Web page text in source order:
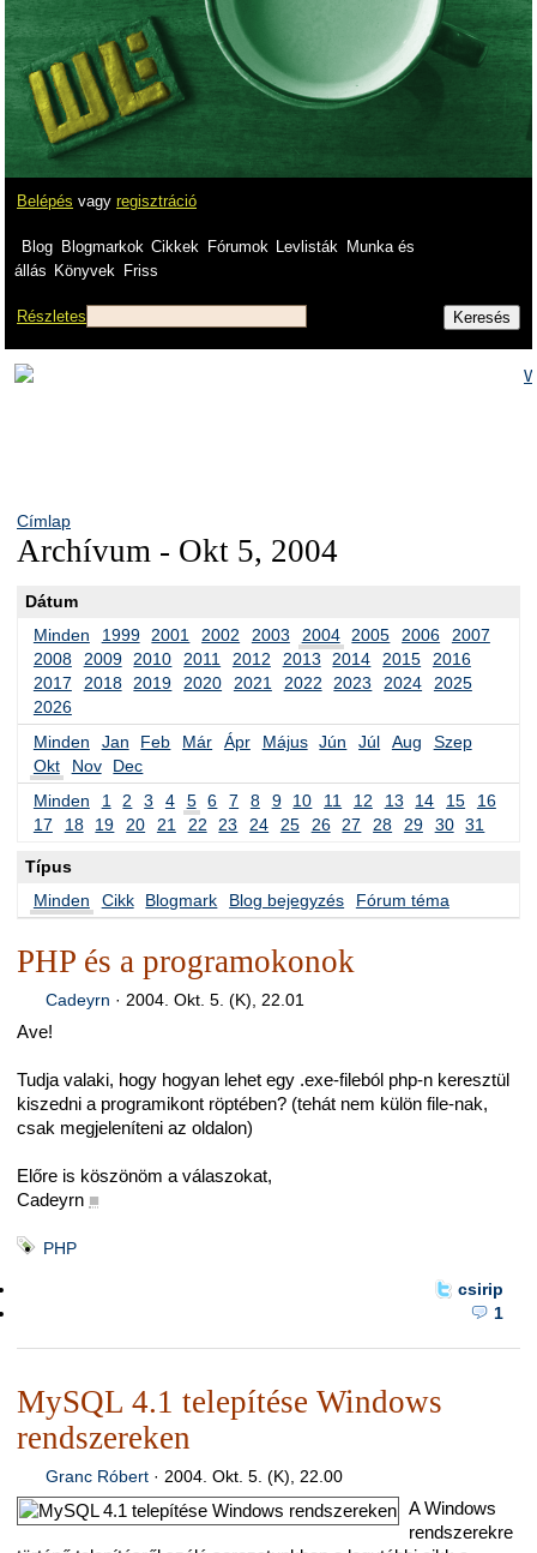
Belépés vagy regisztráció
Blog Blogmarkok Cikkek Fórumok Levlisták
Munka és
állás Könyvek Friss
Részletes
Címlap
Archívum - Okt 5, 2004
Dátum
Minden
1999 2001 2002 2003 2004 2005 2006
2007
2008
2009 2010 2011 2012 2013 2014 2015
2016
2017
2018 2019 2020 2021 2022 2023 2024
2025
2026
Minden
Jan Feb Már Ápr Május Jún Júl Aug
Szep
Okt
Nov
Dec
Minden
1 2 3 4 5 6 7 8 9 10 11 12 13 14 15
16
17
18 19 20 21 22 23 24 25 26 27 28 29 30 31
Típus
Minden
Cikk Blogmark Blog bejegyzés Fórum téma
PHP és a programokonok
Cadeyrn · 2004. Okt. 5. (K), 22.01
Ave!
Tudja valaki, hogy hogyan lehet egy .exe-fileból php-n keresztül
kiszedni a programikont röptében? (tehát nem külön file-nak,
csak megjeleníteni az oldalon)
Előre is köszönöm a válaszokat,
Cadeyrn ■
PHP
csirip
1
MySQL 4.1 telepítése Windows
rendszereken
Granc Róbert· 2004. Okt. 5. (K), 22.00
A Windows
rendszerekre